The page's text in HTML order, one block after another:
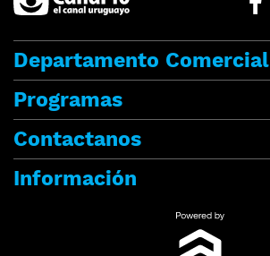
Departamento Comercial
Programas
Contactanos
Información